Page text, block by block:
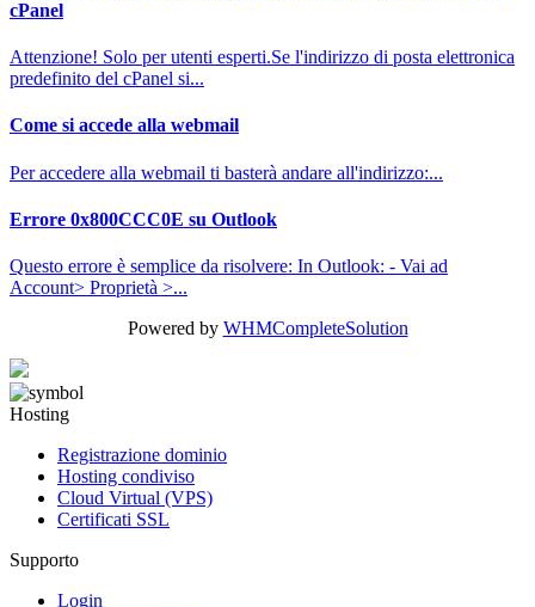
cPanel
Attenzione! Solo per utenti esperti.Se l'indirizzo di posta elettronica
predefinito del cPanel si...
Come si accede alla webmail
Per accedere alla webmail ti basterà andare all'indirizzo:...
Errore 0x800CCC0E su Outlook
Questo errore è semplice da risolvere: In Outlook: - Vai ad
Account> Proprietà >...
Powered by WHMCompleteSolution
Hosting
Registrazione dominio
Hosting condiviso
Cloud Virtual (VPS)
Certificati SSL
Supporto
Login